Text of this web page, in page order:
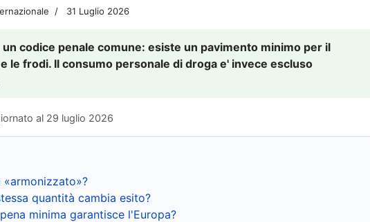
31 Luglio 2026
codice penale comune: esiste un pavimento minimo per il
le frodi. Il consumo personale di droga e' invece escluso
al 29 luglio 2026
quantità cambia esito?
minima garantisce l'Europa?